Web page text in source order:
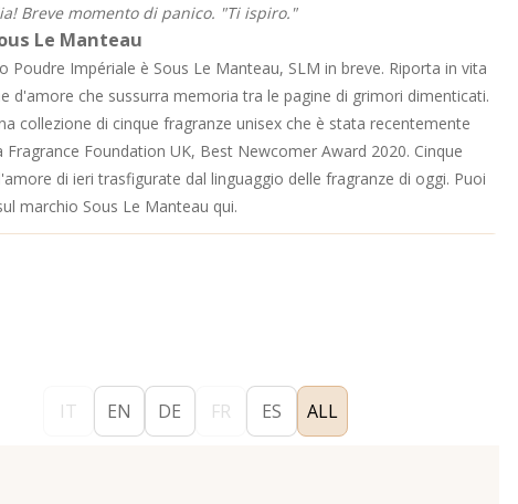
Breve momento di panico. "Ti ispiro."
Le Manteau
Poudre Impériale è Sous Le Manteau, SLM in breve. Riporta in vita
d'amore che sussurra memoria tra le pagine di grimori dimenticati.
collezione di cinque fragranze unisex che è stata recentemente
Foundation UK, Best Newcomer Award 2020. Cinque
di ieri trasfigurate dal linguaggio delle fragranze di oggi. Puoi
marchio Sous Le Manteau qui.
IT EN DE FR ES ALL